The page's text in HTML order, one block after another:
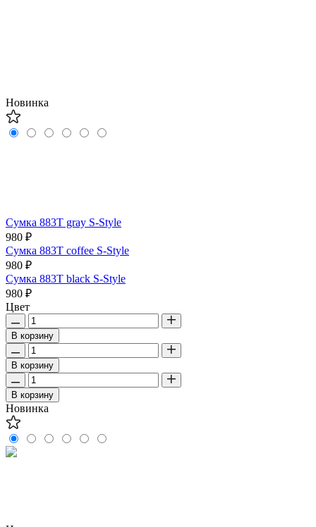
Новинка
Сумка 883T gray S-Style
980 ₽
Сумка 883T coffee S-Style
980 ₽
Сумка 883T black S-Style
980 ₽
Цвет
В корзину
В корзину
В корзину
Новинка